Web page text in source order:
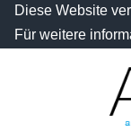
Diese Website
Für weitere